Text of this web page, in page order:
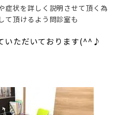
症状を詳しく説明させて頂く為
て頂けるよう問診室も
いただいております(^^♪